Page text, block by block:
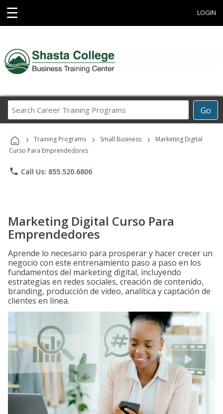
☰ LOGIN
Go
Career
Programs
› Training Programs › Small Business ›
Marketing Digital
Curso Para Emprendedores
phone Call Us: 855.520.6806
Marketing Digital Curso Para
Emprendedores
Aprende lo necesario para prosperar y hacer crecer un
negocio con este entrenamiento paso a paso en los
fundamentos del marketing digital, incluyendo
estrategias en redes sociales, creación de contenido,
branding, producción de video, analítica y captación de
clientes en línea.